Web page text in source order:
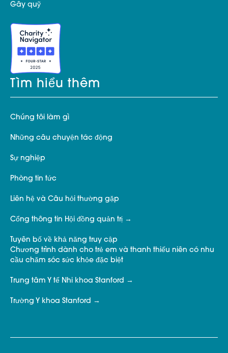
Gây quỹ
Tìm hiểu thêm
Chúng tôi làm gì
Những câu chuyện tác động
Sự nghiệp
Phòng tin tức
Liên hệ và Câu hỏi thường gặp
Cổng thông tin Hội đồng quản trị
Tuyên bố về khả năng truy cập
Chương trình dành cho trẻ em và thanh thiếu niên có nhu
cầu chăm sóc sức khỏe đặc biệt
Trung tâm Y tế Nhi khoa Stanford
Trường Y khoa Stanford